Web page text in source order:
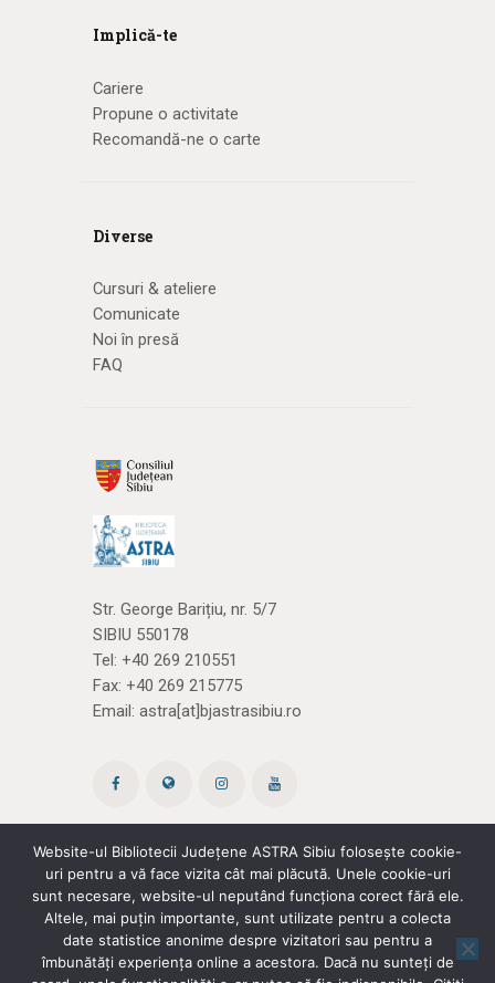
Implică-te
Cariere
Propune o activitate
Recomandă-ne o carte
Diverse
Cursuri & ateliere
Comunicate
Noi în presă
FAQ
Str. George Barițiu, nr. 5/7
SIBIU 550178
Tel: +40 269 210551
Fax: +40 269 215775
Email: astra[at]bjastrasibiu.ro
Site creat de ROPARDO(și noi cărțile)
Politica de confidențialitate|Termeni și
Website-ul Bibliotecii Județene ASTRA Sibiu folosește cookie-
uri pentru a vă face vizita cât mai plăcută. Unele cookie-uri
sunt necesare, website-ul neputând funcționa corect fără ele.
Altele, mai puțin importante, sunt utilizate pentru a colecta
date statistice anonime despre vizitatori sau pentru a
îmbunătăți experiența online a acestora. Dacă nu sunteți de